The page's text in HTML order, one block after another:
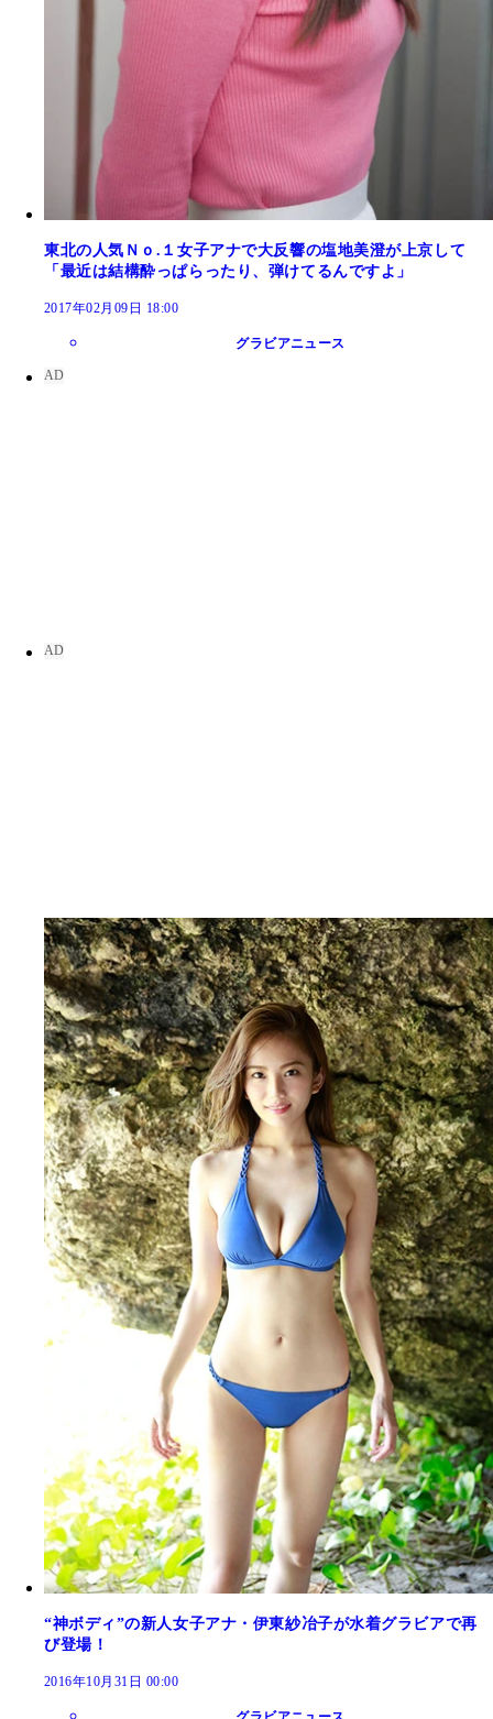
東北の人気Ｎｏ.１女子アナで大反響の塩地美澄が上京して
「最近は結構酔っぱらったり、弾けてるんですよ」
2017年02月09日 18:00
グラビアニュース
“神ボディ”の新人女子アナ・伊東紗冶子が水着グラビアで再
び登場！
2016年10月31日 00:00